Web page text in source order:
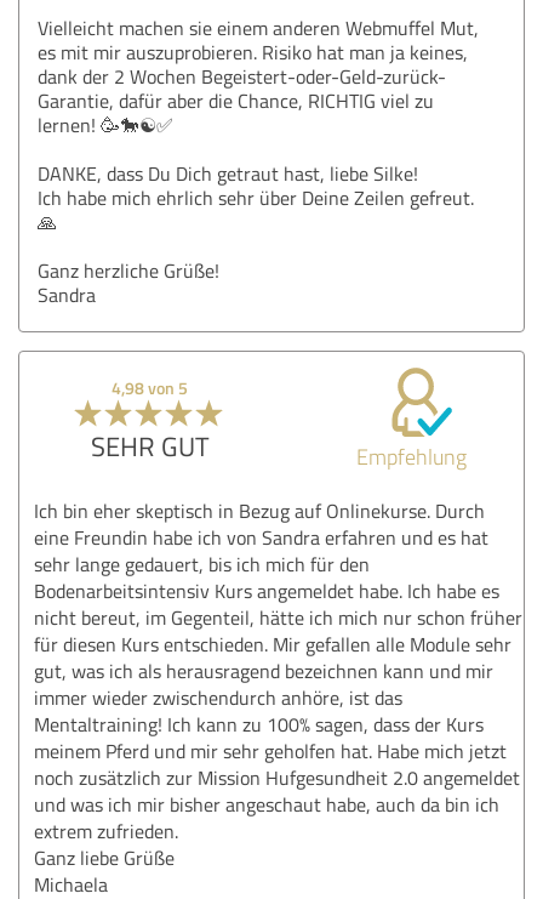
Vielleicht machen sie einem anderen Webmuffel Mut,
es mit mir auszuprobieren. Risiko hat man ja keines,
dank der 2 Wochen Begeistert-oder-Geld-zurück-
Garantie, dafür aber die Chance, RICHTIG viel zu
lernen! 🥳🐎☯✅
DANKE, dass Du Dich getraut hast, liebe Silke!
Ich habe mich ehrlich sehr über Deine Zeilen gefreut.
🙏
Ganz herzliche Grüße!
Sandra
4,98 von 5
SEHR GUT Empfehlung
Ich bin eher skeptisch in Bezug auf Onlinekurse. Durch
eine Freundin habe ich von Sandra erfahren und es hat
sehr lange gedauert, bis ich mich für den
Bodenarbeitsintensiv Kurs angemeldet habe. Ich habe es
nicht bereut, im Gegenteil, hätte ich mich nur schon früher
für diesen Kurs entschieden. Mir gefallen alle Module sehr
gut, was ich als herausragend bezeichnen kann und mir
immer wieder zwischendurch anhöre, ist das
Mentaltraining! Ich kann zu 100% sagen, dass der Kurs
meinem Pferd und mir sehr geholfen hat. Habe mich jetzt
noch zusätzlich zur Mission Hufgesundheit 2.0 angemeldet
und was ich mir bisher angeschaut habe, auch da bin ich
extrem zufrieden.
Ganz liebe Grüße
Michaela